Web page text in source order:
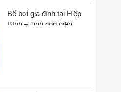
Bể bơi gia đình tại Hiệp
Bình – Tinh gọn diện